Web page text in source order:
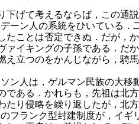
げて考えるならば，この通
ーン人の系統をひいている．
たことは否定できぬ．だが，
ァイキングの子孫である．だ
え立つのをかんじながら，騎
ン人は，ゲルマン民族の大移
である．かれらも，先祖は北
たり侵略を繰り返したが，北
フランク型封建制度が，イギ